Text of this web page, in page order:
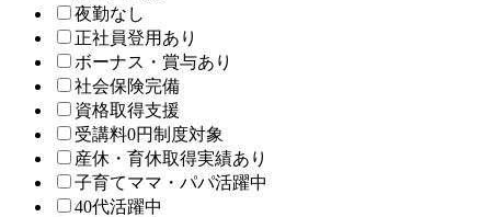
夜勤なし
正社員登用あり
ボーナス・賞与あり
社会保険完備
資格取得支援
受講料0円制度対象
産休・育休取得実績あり
子育てママ・パパ活躍中
40代活躍中